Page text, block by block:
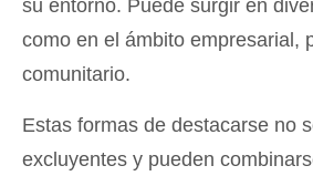
su entorno. Puede surgir en
como en el ámbito empresarial,
comunitario.
Estas formas de destacarse no
excluyentes y pueden